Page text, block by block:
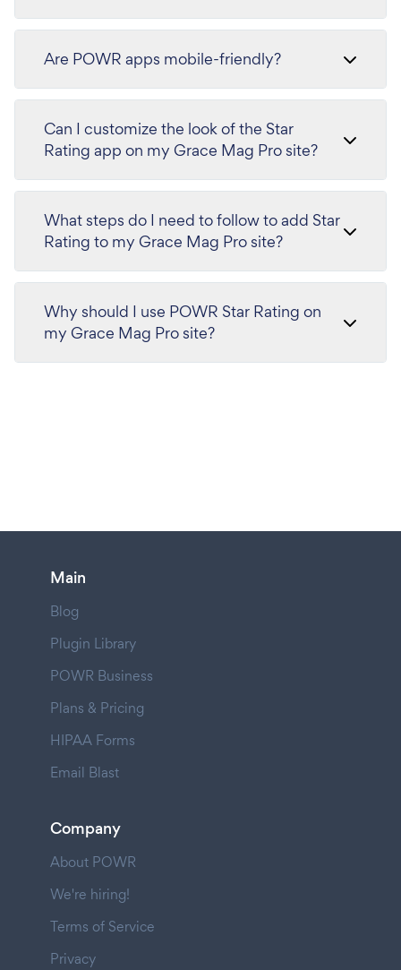
Are POWR apps mobile-friendly?
Can I customize the look of the Star
Rating app on my Grace Mag Pro site?
What steps do I need to follow to add Star
Rating to my Grace Mag Pro site?
Why should I use POWR Star Rating on
my Grace Mag Pro site?
Main
Blog
Plugin Library
POWR Business
Plans & Pricing
HIPAA Forms
Email Blast
Company
About POWR
We're hiring!
Terms of Service
Privacy